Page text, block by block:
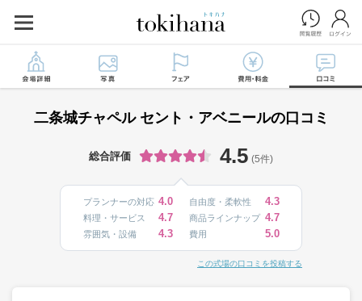
二条城チャペル セント・アベニールの口コミ
総合評価 4.5 (5件)
プランナーの対応 4.0 自由度・柔軟性 4.3
料理・サービス 4.7 商品ラインナップ 4.7
雰囲気・設備 4.3 費用 5.0
この式場の口コミを投稿する